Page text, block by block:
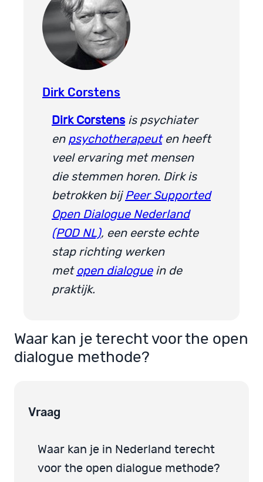
Dirk Corstens
Dirk Corstens is psychiater
en psychotherapeuten heeft
veel ervaring met mensen
die stemmen horen. Dirk is
betrokken bij Peer Supported
Open Dialogue Nederland
(POD NL), een eerste echte
stap richting werken
met open dialoguein de
praktijk.
Waar kan je terecht voor the open
dialogue methode?
Vraag
Waar kan je in Nederland terecht
voor the open dialogue methode?